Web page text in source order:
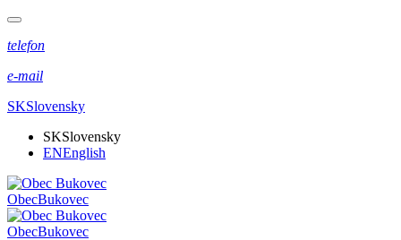
telefon
e-mail
SKSlovensky
SKSlovensky
ENEnglish
ObecBukovec
ObecBukovec